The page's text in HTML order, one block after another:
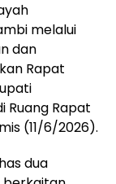
melalui
dan
Rapat
Ruang Rapat
(11/6/2026).
dua